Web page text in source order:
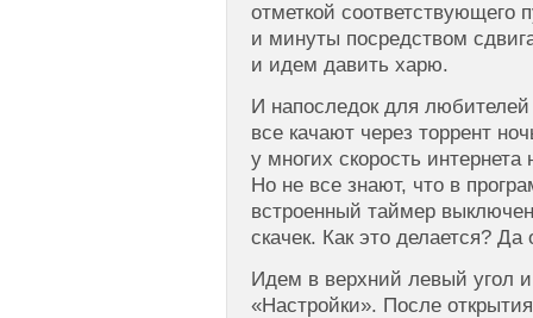
отметкой соответствующего
и минуты посредством
и идем давить харю.
И напоследок для любителей
все качают через торрент
у многих скорость
Но не все знают, что в
встроенный таймер
скачек. Как это делается? Да
Идем в верхний левый угол
«Настройки». После